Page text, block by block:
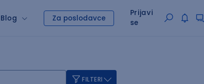
Blog Za poslodavce
Prijavi
se
FILTERI